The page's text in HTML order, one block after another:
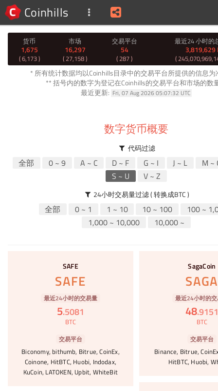
Coinhills
货币
1,675
( 6,173 )
市场
16,297
( 27,158 )
交易平台
54
( 287 )
最近24 小时的
3,819,629
(
* 所有统计数据均以Coinhills目录中的交易平台所提供的信息为
** 括号内的数字为登记在Coinhills的交易平台和市场的数
最近更新: Fri, 07 Aug 2026 05:07:32 UTC
数字货币概要
代码过滤
全部 0 ~ 9 A ~ C D ~ F G ~ I J ~ L
M ~
S ~ U
V ~ Z
24小时交易量过滤 ( 转换成BTC )
全部 0 ~ 1 1 ~ 10 10 ~ 100
100 ~
1,000 ~ 10,000
10,000 ~
SAFE
SAFE
最近24小时的交易量
5.5081
BTC
交易平台
Biconomy, bithumb, Bitrue, CoinEx,
Coinone, HitBTC, Huobi, Indodax,
KuCoin, LATOKEN, Upbit, WhiteBit
SagaCoin
SAGA
最近24小时的
48.9151
BTC
交易平台
Binance, Bitrue,
HitBTC, Huobi,